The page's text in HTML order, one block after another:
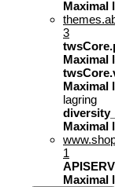
Maximal
3
Maximal
Maximal
lagring
Maximal
1
Maximal